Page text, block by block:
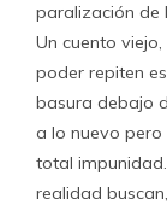
paralización de
Un cuento
poder repiten
basura debajo
a lo nuevo
total
realidad